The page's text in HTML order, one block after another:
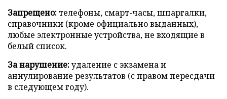
Запрещено: телефоны, смарт-часы, шпаргалки,
справочники (кроме официально выданных),
любые электронные устройства, не входящие в
белый список.
За нарушение:удаление с экзамена и
аннулирование результатов (с правом пересдачи
в следующем году).